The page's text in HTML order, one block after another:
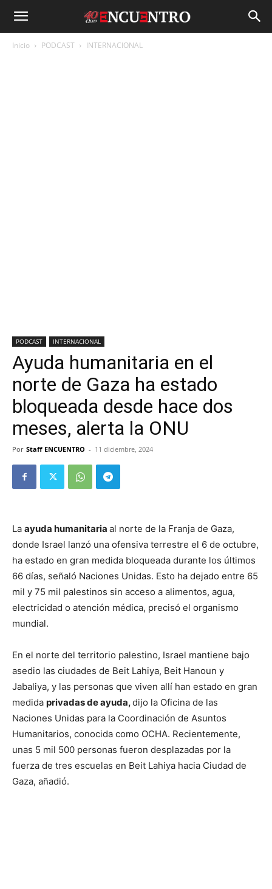
Inicio PODCAST INTERNACIONAL
PODCAST INTERNACIONAL
Ayuda humanitaria en el
norte de Gaza ha estado
bloqueada desde hace dos
meses, alerta la ONU
Por Staff ENCUENTRO - 11 diciembre, 2024
La ayuda humanitaria al norte de la Franja de Gaza,
donde Israel lanzó una ofensiva terrestre el 6 de octubre,
ha estado en gran medida bloqueada durante los últimos
66 días, señaló Naciones Unidas. Esto ha dejado entre 65
mil y 75 mil palestinos sin acceso a alimentos, agua,
electricidad o atención médica, precisó el organismo
mundial.
En el norte del territorio palestino, Israel mantiene bajo
asedio las ciudades de Beit Lahiya, Beit Hanoun y
Jabaliya, y las personas que viven allí han estado en gran
medida privadas de ayuda,dijo la Oficina de las
Naciones Unidas para la Coordinación de Asuntos
Humanitarios, conocida como OCHA. Recientemente,
unas 5 mil 500 personas fueron desplazadas por la
fuerza de tres escuelas en Beit Lahiya hacia Ciudad de
Gaza, añadió.